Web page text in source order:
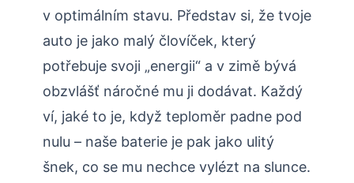
v optimálním stavu. Představ si, že tvoje
auto je jako malý človíček, který
potřebuje svoji „energii“ a v zimě bývá
obzvlášť náročné mu ji dodávat. Každý
ví, jaké to je, když teploměr padne pod
nulu – naše baterie je pak jako ulitý
šnek, co se mu nechce vylézt na slunce.